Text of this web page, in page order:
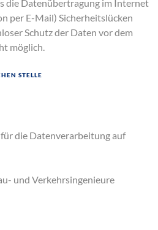
die Datenübertragung im Internet
per E-Mail) Sicherheitslücken
Schutz der Daten vor dem
möglich.
Stelle
die Datenverarbeitung auf
und Verkehrsingenieure